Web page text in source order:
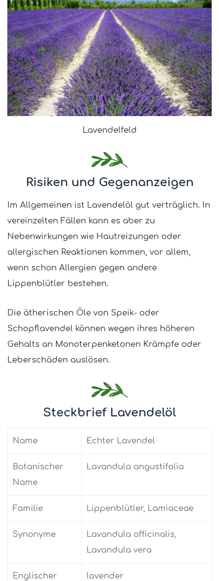
Lavendelfeld
Risiken und Gegenanzeigen
Im Allgemeinen ist Lavendelöl gut verträglich. In
vereinzelten Fällen kann es aber zu
Nebenwirkungen wie Hautreizungen oder
allergischen Reaktionen kommen, vor allem,
wenn schon Allergien gegen andere
Lippenblütler bestehen.
Die ätherischen Öle von Speik- oder
Schopflavendel können wegen ihres höheren
Gehalts an Monoterpenketonen Krämpfe oder
Leberschäden auslösen.
Steckbrief Lavendelöl
Name Echter Lavendel
Botanischer
Name
Lavandula angustifolia
Familie Lippenblütler, Lamiaceae
Synonyme
Lavandula officinalis,
Lavandula vera
Englischer
lavender